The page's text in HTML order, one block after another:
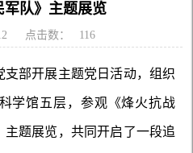
军队》主题展览
点击数： 116
支部开展主题党日活动，组织
学馆五层，参观《烽火抗战
题展览，共同开启了一段追